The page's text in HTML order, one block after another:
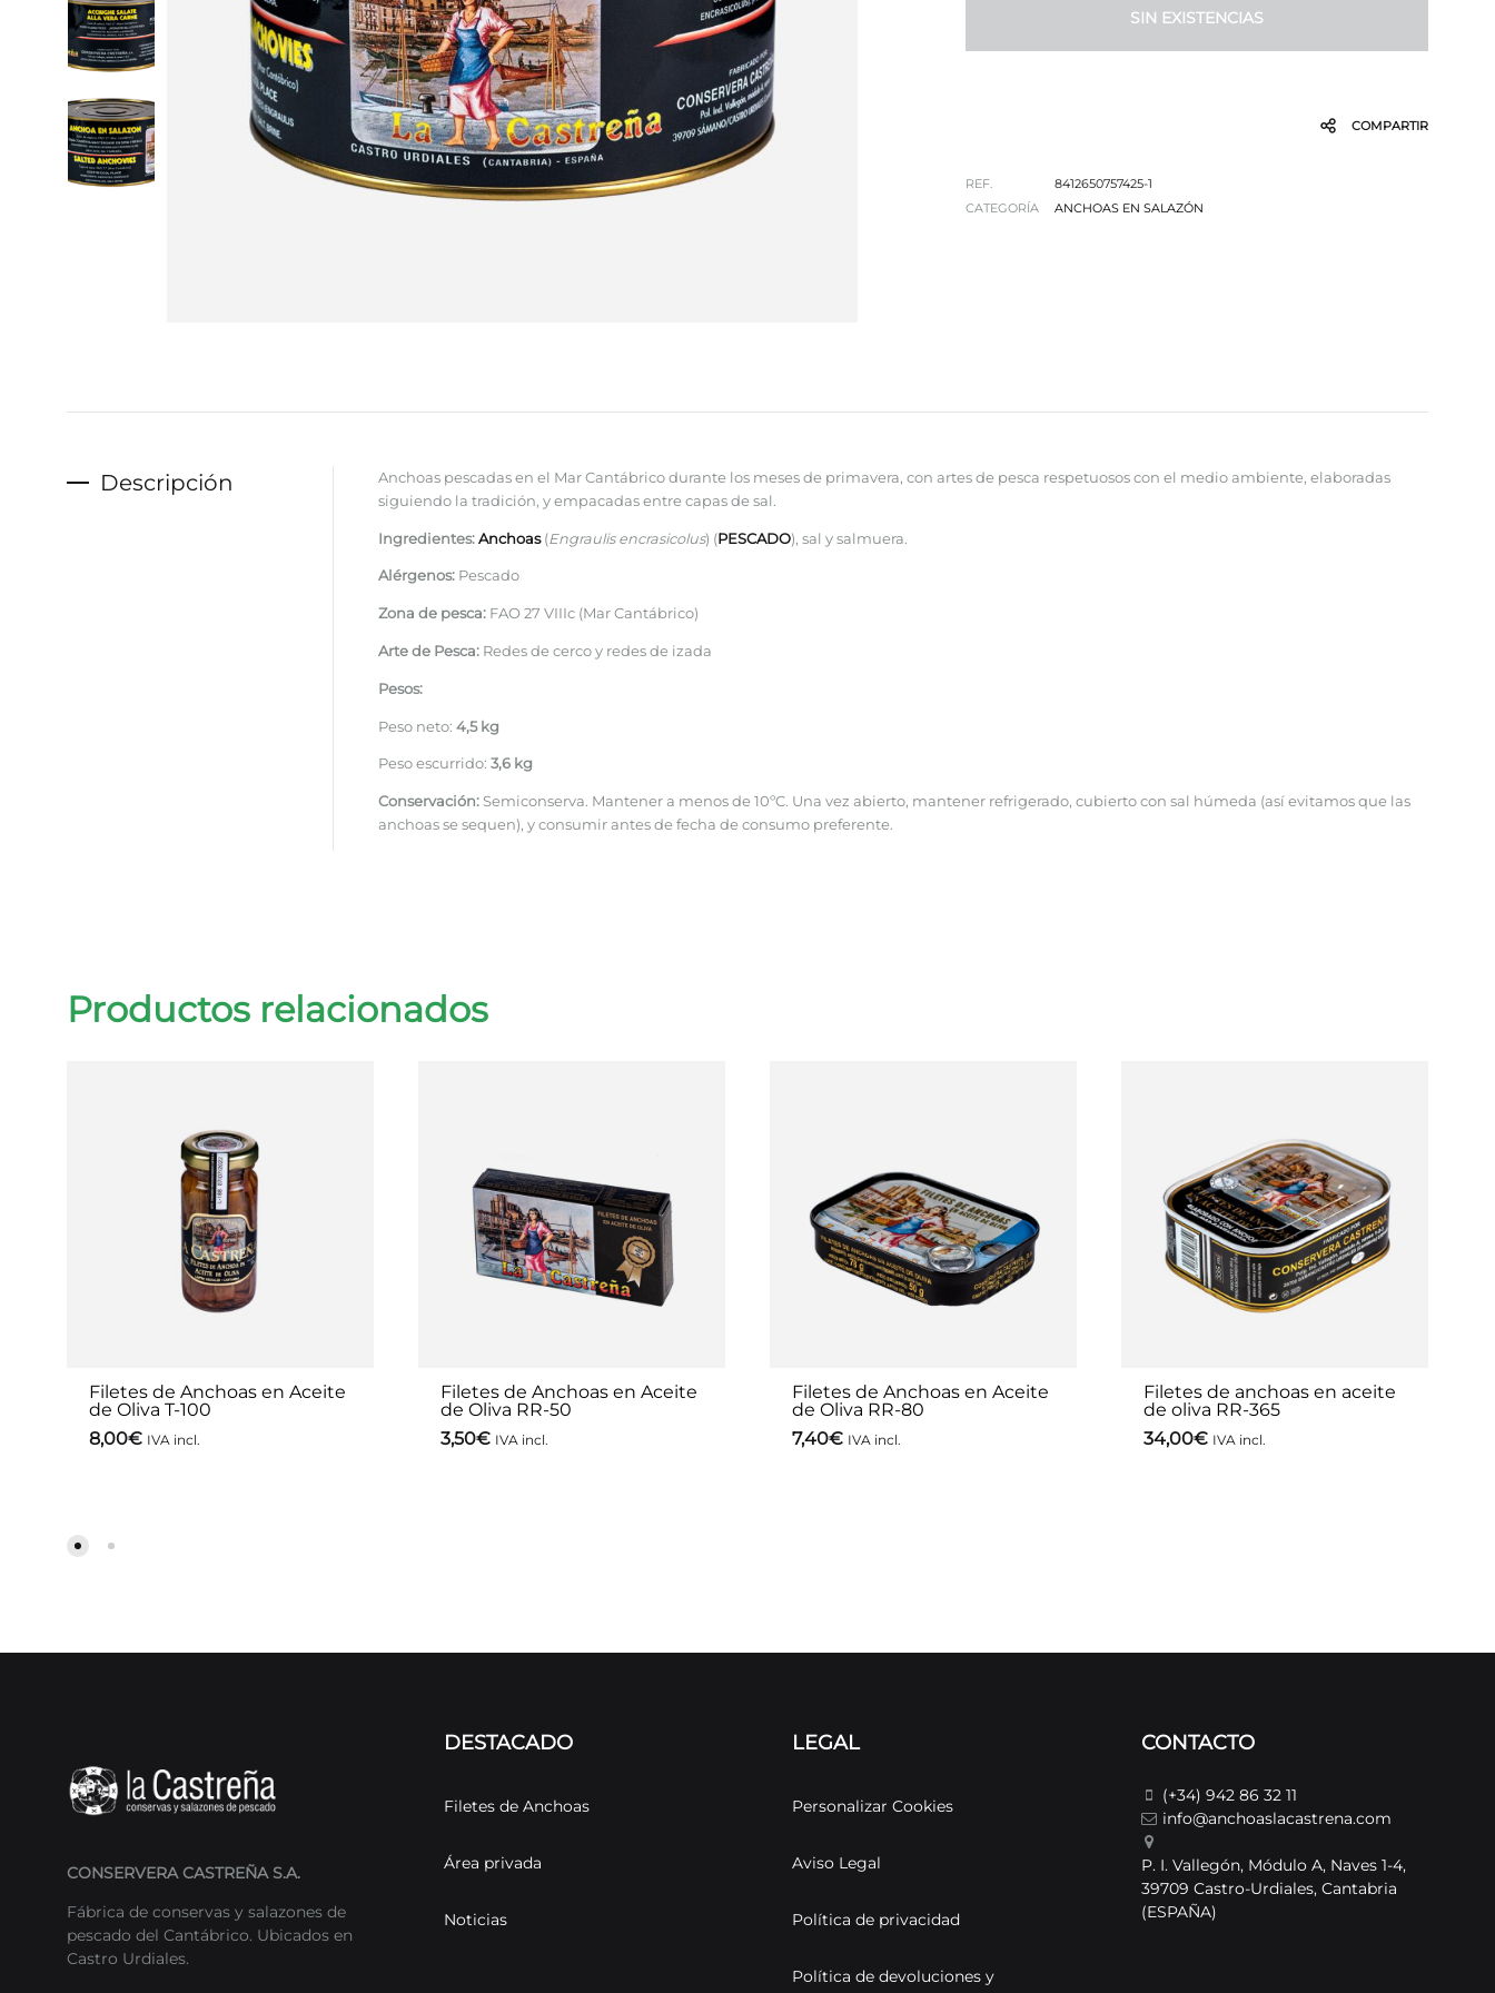
SIN EXISTENCIAS
COMPARTIR
REF.
8412650757425-1
CATEGORÍA
ANCHOAS EN SALAZÓN
Descripción
Anchoas pescadas en el Mar Cantábrico durante los meses de primavera, con artes de pesca respetuosos con el medio ambiente, elaboradas
siguiendo la tradición, y empacadas entre capas de sal.
Ingredientes: Anchoas(Engraulis encrasicolus) (PESCADO), sal y salmuera.
Alérgenos: Pescado
Zona de pesca: FAO 27 VIIIc (Mar Cantábrico)
Arte de Pesca: Redes de cerco y redes de izada
Pesos:
Peso neto: 4,5 kg
Peso escurrido: 3,6 kg
Conservación: Semiconserva. Mantener a menos de 10ºC. Una vez abierto, mantener refrigerado, cubierto con sal húmeda (así evitamos que las
anchoas se sequen), y consumir antes de fecha de consumo preferente.
Productos relacionados
Filetes de Anchoas en Aceite
de Oliva T-100
8,00€ IVA incl.
Filetes de Anchoas en Aceite
de Oliva RR-50
3,50€ IVA incl.
Filetes de Anchoas en Aceite
de Oliva RR-80
7,40€ IVA incl.
Filetes de anchoas en aceite
de oliva RR-365
34,00€ IVA incl.
CONSERVERA CASTREÑA S.A.
Fábrica de conservas y salazones de
pescado del Cantábrico. Ubicados en
Castro Urdiales.
DESTACADO
Filetes de Anchoas
Área privada
Noticias
LEGAL
Personalizar Cookies
Aviso Legal
Política de privacidad
Política de devoluciones y
CONTACTO
(+34) 942 86 32 11
info@anchoaslacastrena.com
P. I. Vallegón, Módulo A, Naves 1-4,
39709 Castro-Urdiales, Cantabria
(ESPAÑA)